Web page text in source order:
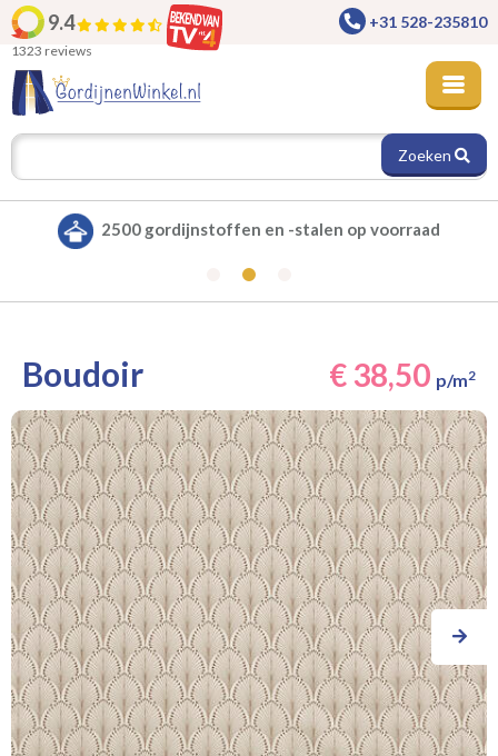
9.4
1323 reviews
+31 528-235810
Zoeken
Alle gordijnen verduisterend leverbaar
Boudoir € 38,50 p/m2